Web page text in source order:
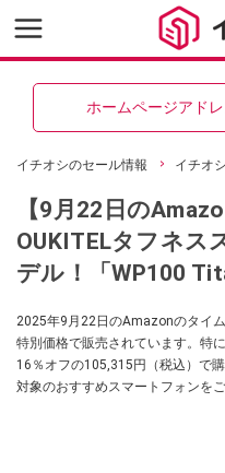
ホームページアド
イチオシのセール情報 イチオ
【9月22日の
OUKITELタフネス
デル！「WP100
2025年9月22日のAmazonのタイ
特別価格で販売されています。特
16％オフの105,315円（税込）で
対象のおすすめスマートフォンを
ックなスマホをお探しの方はぜひ